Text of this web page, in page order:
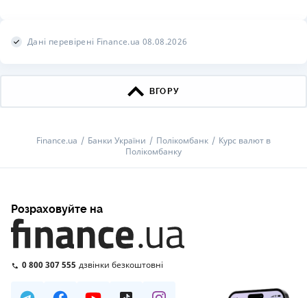
Дані перевірені Finance.ua 08.08.2026
ВГОРУ
Finance.ua Банки України Полiкомбанк
Курс валют в
Полiкомбанку
Розраховуйте на
0 800 307 555 дзвінки безкоштовні